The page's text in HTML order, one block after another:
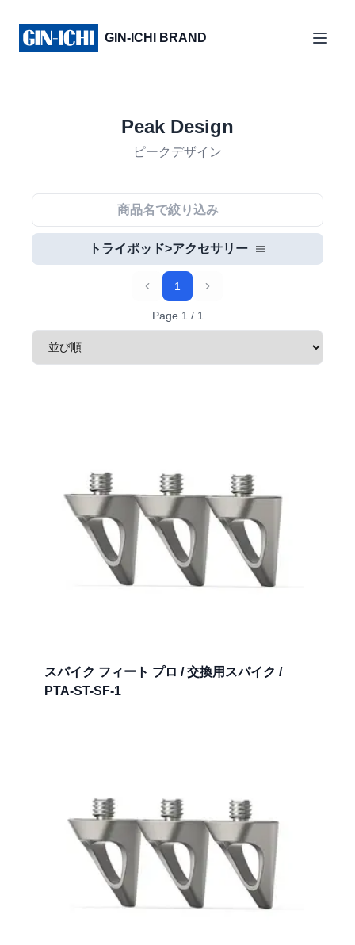
GIN-ICHI BRAND
Peak Design
ピークデザイン
トライポッド>アクセサリー
Previous
1
Next
Page 1 / 1
スパイク フィート プロ / 交換用スパイク /
PTA-ST-SF-1